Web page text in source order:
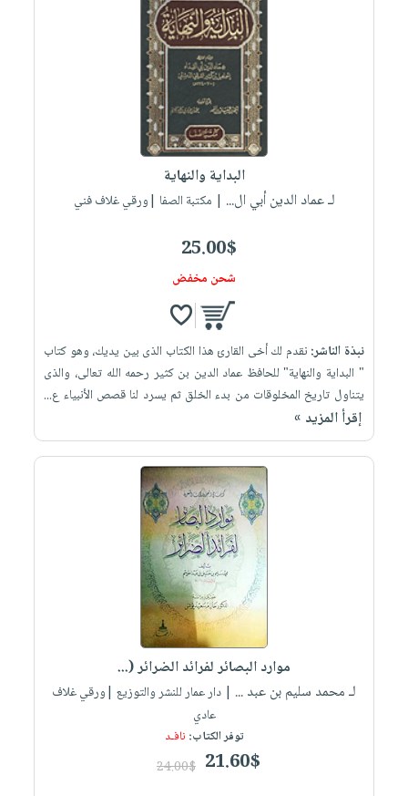
البداية والنهاية
لـ عماد الدين أبي ال... | مكتبة الصفا |ورقي غلاف فني
25.00$
شحن مخفض
نبذة الناشر: نقدم لك أخى القارئ هذا الكتاب الذى بين يديك، وهو كتاب
" البداية والنهاية" للحافظ عماد الدين بن كثير رحمه الله تعالى، والذى
يتناول تاريخ المخلوقات من بدء الخلق ثم يسرد لنا قصص الأنبياء ع...
إقرأ المزيد »
موارد البصائر لفرائد الضرائر (...
لـ محمد سليم بن عبد ... | دار عمار للنشر والتوزيع |ورقي غلاف
عادي
توفر الكتاب: نافـد
21.60$
24.00$